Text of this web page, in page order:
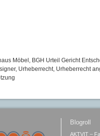
Möbel , BGH Urteil Gericht
, Urheberrecht, Urheberrecht
Blogroll
AKTVIT –